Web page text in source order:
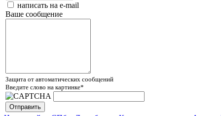
написать на e-mail
Ваше сообщение
Защита от автоматических сообщений
Введите слово на картинке*